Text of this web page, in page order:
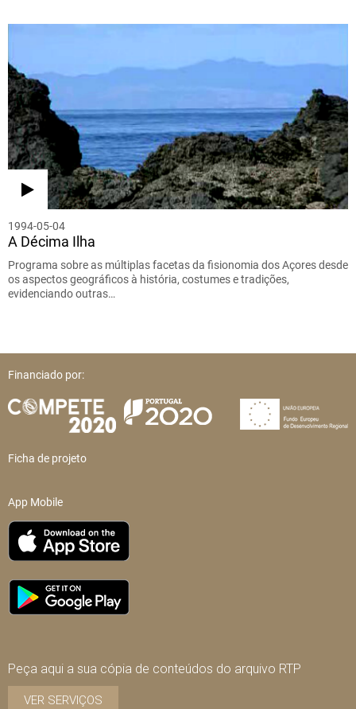
1994-05-04
A Décima Ilha
Programa sobre as múltiplas facetas da fisionomia dos Açores desde
os aspectos geográficos à história, costumes e tradições,
evidenciando outras…
Financiado por:
Ficha de projeto
App Mobile
Peça aqui a sua cópia de conteúdos do arquivo RTP
VER SERVIÇOS